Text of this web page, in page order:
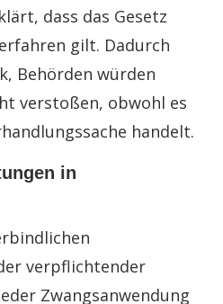
dass das Gesetz
gilt. Dadurch
Behörden würden
verstoßen, obwohl es
handelt.
in
verpflichtender
Zwangsanwendung